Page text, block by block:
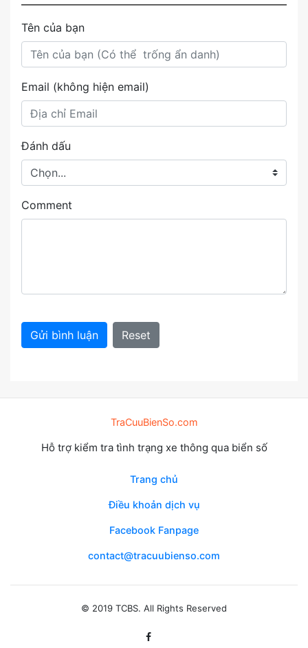
Tên của bạn
Email (không hiện email)
Đánh dấu
Comment
Gửi bình luận Reset
TraCuuBienSo.com
Hỗ trợ kiểm tra tình trạng xe thông qua biển số
Trang chủ
Điều khoản dịch vụ
Facebook Fanpage
contact@tracuubienso.com
© 2019 TCBS. All Rights Reserved